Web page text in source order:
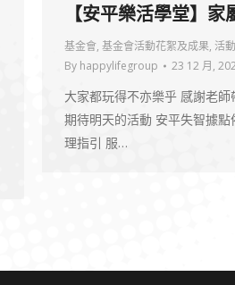
【安平樂活學堂】家
基金會, 基金會活動花絮及成果, 活
By happylifegroup 23 12 月,
大家都玩得不亦樂乎 感謝老
期待明天的活動 安平失智據
理指引 服…